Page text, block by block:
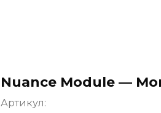
Nuance Module —
Артикул: